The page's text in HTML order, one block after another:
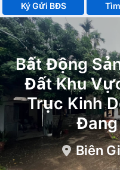
Ký Gửi BĐS
Bất Động
Đất Khu
Trục Kinh
Đang
Biên